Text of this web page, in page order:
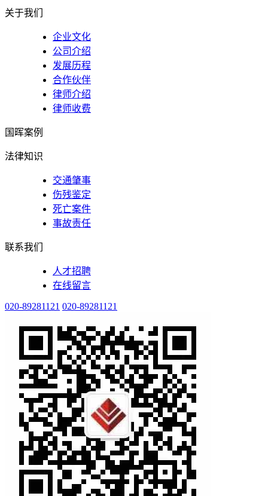
关于我们
企业文化
公司介绍
发展历程
合作伙伴
律师介绍
律师收费
国晖案例
法律知识
交通肇事
伤残鉴定
死亡案件
事故责任
联系我们
人才招聘
在线留言
020-89281121 020-89281121